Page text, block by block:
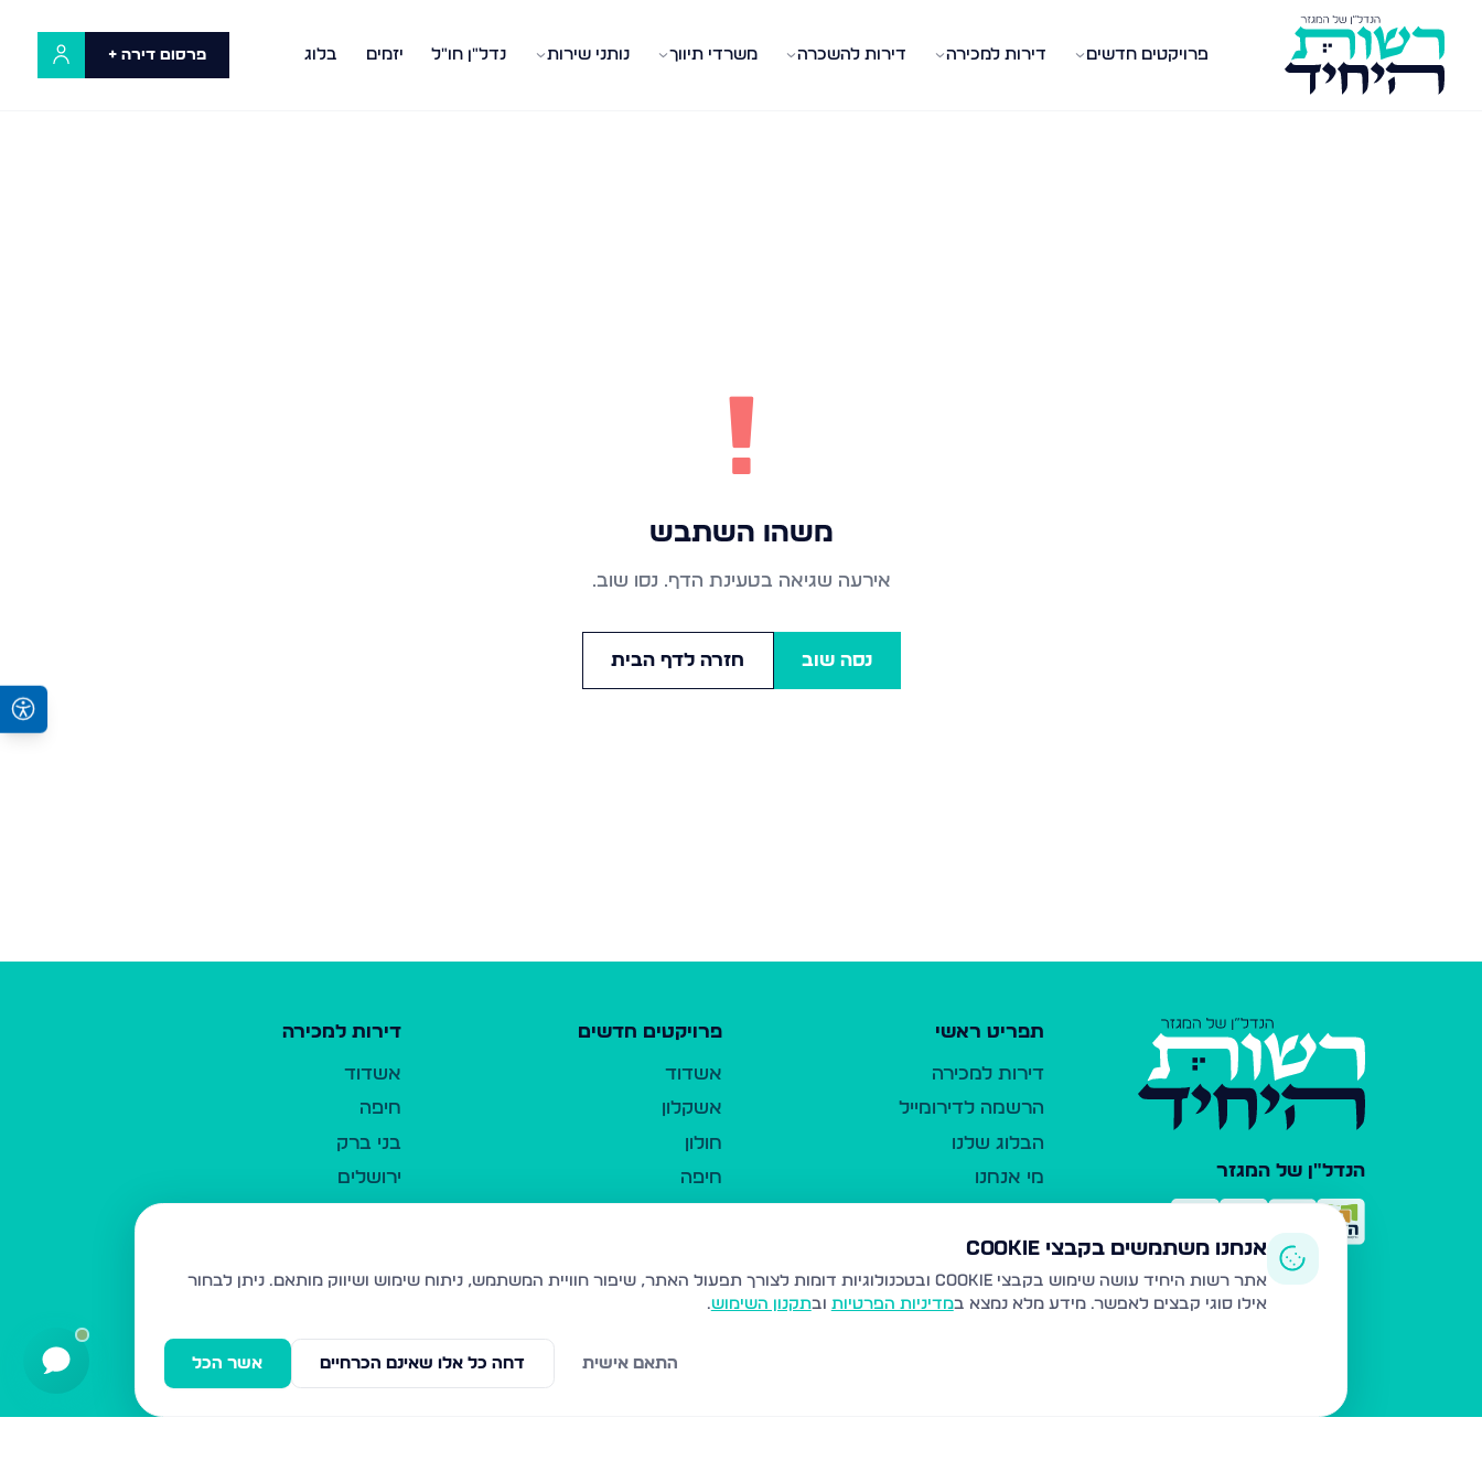
פרויקטים חדשים דירות למכירה דירות להשכרה משרדי תיווך נותני שירות נדל"ן חו"ל יזמים בלוג פרסום דירה +
!
משהו השתבש
אירעה שגיאה בטעינת הדף. נסו שוב.
נסה שוב חזרה לדף הבית
הנדל"ן של המגזר
תפריט ראשי
דירות למכירה
הרשמה לדירומייל
הבלוג שלנו
מי אנחנו
כלי עזר
פרסום ברשות היחיד
משרדי תיווך
פרויקטים חדשים
אשדוד
אשקלון
חולון
חיפה
נהריה
עמנואל
דירות למכירה
אשדוד
חיפה
בני ברק
ירושלים
בית שמש
ביתר עילית
אנחנו משתמשים בקבצי Cookie
אתר רשות היחיד עושה שימוש בקבצי Cookie ובטכנולוגיות דומות לצורך תפעול האתר, שיפור חוויית המשתמש, ניתוח שימוש ושיווק מותאם.
ניתן לבחור
אילו סוגי קבצים לאפשר. מידע מלא נמצא במדיניות הפרטיות ובתקנון השימוש.
אשר הכל דחה כל אלו שאינם הכרחיים התאם אישית